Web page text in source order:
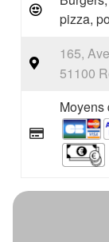
pizza,
165,
51100
Moyens